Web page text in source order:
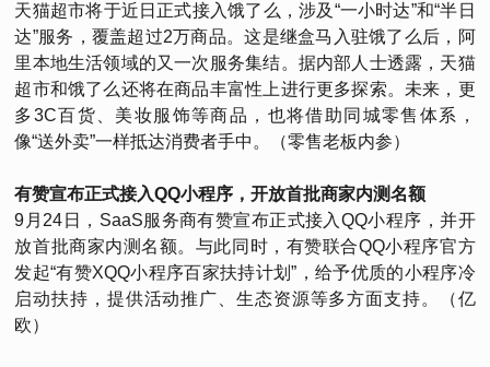
天猫超市将于近日正式接入饿了么，涉及“一小时达”和“半日
达”服务，覆盖超过2万商品。这是继盒马入驻饿了么后，阿
里本地生活领域的又一次服务集结。据内部人士透露，天猫
超市和饿了么还将在商品丰富性上进行更多探索。未来，更
多3C百货、美妆服饰等商品，也将借助同城零售体系，
像“送外卖”一样抵达消费者手中。（零售老板内参）
有赞宣布正式接入QQ小程序，开放首批商家内测名额
9月24日，SaaS服务商有赞宣布正式接入QQ小程序，并开
放首批商家内测名额。与此同时，有赞联合QQ小程序官方
发起“有赞XQQ小程序百家扶持计划”，给予优质的小程序冷
启动扶持，提供活动推广、生态资源等多方面支持。（亿
欧）